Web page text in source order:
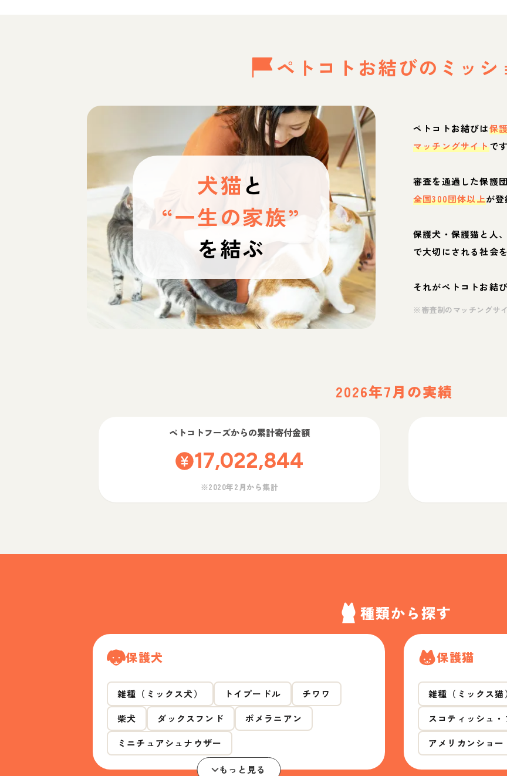
ペトコトお結びの ミッシ
犬猫と
“一生の家族”
を結ぶ
ペトコトお結びは保
マッチングサイトです
審査を通過した保護
全国300団体以上が登
保護犬・保護猫と人
で大切にされる社会
それがペトコトお結
※審査制のマッチングサ
2026年7月の実績
ペトコトフーズからの累計寄付金額
17,022,844
※2020年2月から集計
種類から探す
保護犬
雑種（ミックス犬） トイプードル
チワワ
柴犬
ダックスフンド
ポメラニアン
ミニチュアシュナウザー
もっと見る
保護猫
雑種（ミックス猫
スコティッシュ・
アメリカンショー